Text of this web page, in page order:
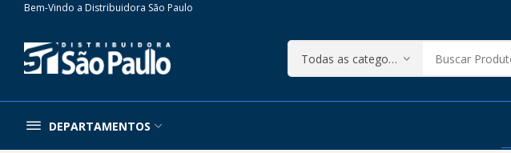
Bem-Vindo a Distribuidora São Paulo
DEPARTAMENTOS